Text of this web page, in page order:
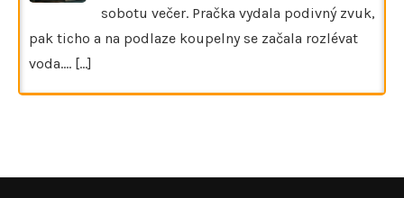
sobotu večer. Pračka vydala podivný zvuk,
pak ticho a na podlaze koupelny se začala rozlévat
voda.… [...]